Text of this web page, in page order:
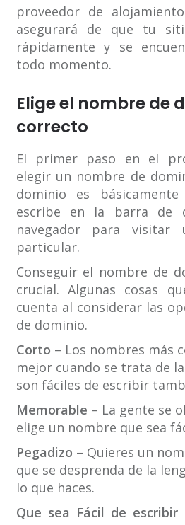
proveedor de
asegurará de que tu
rápidamente y se
todo momento.
Elige el nombre de
correcto
El primer paso en el
elegir un nombre de
dominio es
escribe en la barra de
navegador para
particular.
Conseguir el nombre de
crucial. Algunas cosas
cuenta al considerar las
de dominio.
Corto – Los nombres más
mejor cuando se trata de
son fáciles de escribir
Memorable – La gente se
elige un nombre que sea
Pegadizo – Quieres un
que se desprenda de la
lo que haces.
Que sea Fácil de escribir